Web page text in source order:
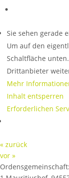
Sie sehen gerade
Um auf den
Schaltfläche
Drittanbieter
Mehr
Inhalt entsperren
Erforderlichen
« zurück
vor »
Ordensgemeinschaft: